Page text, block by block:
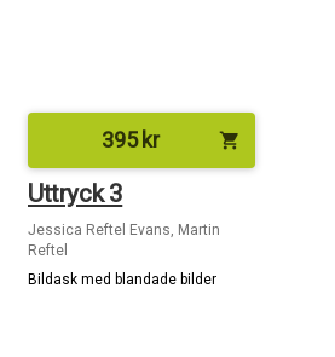
395kr shopping_cart
Uttryck 3
Jessica Reftel Evans, Martin
Reftel
Bildask med blandade bilder